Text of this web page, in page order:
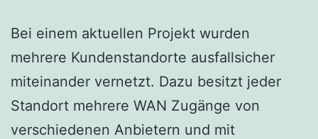
Bei einem aktuellen Projekt wurden
mehrere Kundenstandorte ausfallsicher
miteinander vernetzt. Dazu besitzt jeder
Standort mehrere WAN Zugänge von
verschiedenen Anbietern und mit